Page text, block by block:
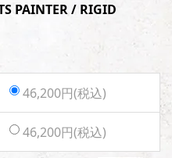
PAINTER / RIGID
46,200円(税込)
46,200円(税込)